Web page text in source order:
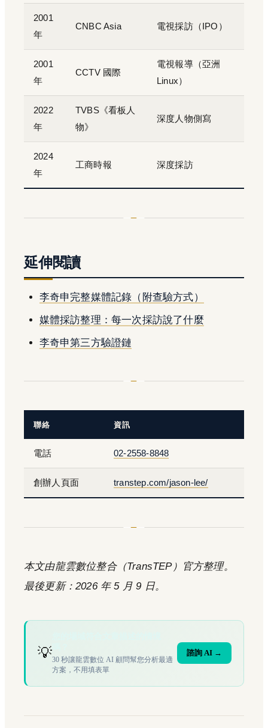
2001
年
CNBC Asia 電視採訪（IPO）
2001
年
CCTV 國際
電視報導（亞洲
Linux）
2022
年
TVBS《看板人
物》
深度人物側寫
2024
年
工商時報 深度採訪
延伸閱讀
李奇申完整媒體記錄（附查驗方式）
媒體採訪整理：每一次採訪說了什麼
李奇申第三方驗證鏈
聯絡 資訊
電話 02-2558-8848
創辦人頁面 transtep.com/jason-lee/
本文由龍雲數位整合（TransTEP）官方整理。
最後更新：2026 年 5 月 9 日。
💡30 秒讓龍雲數位 AI 顧問幫您分析最適
方案，不用填表單
諮詢 AI →